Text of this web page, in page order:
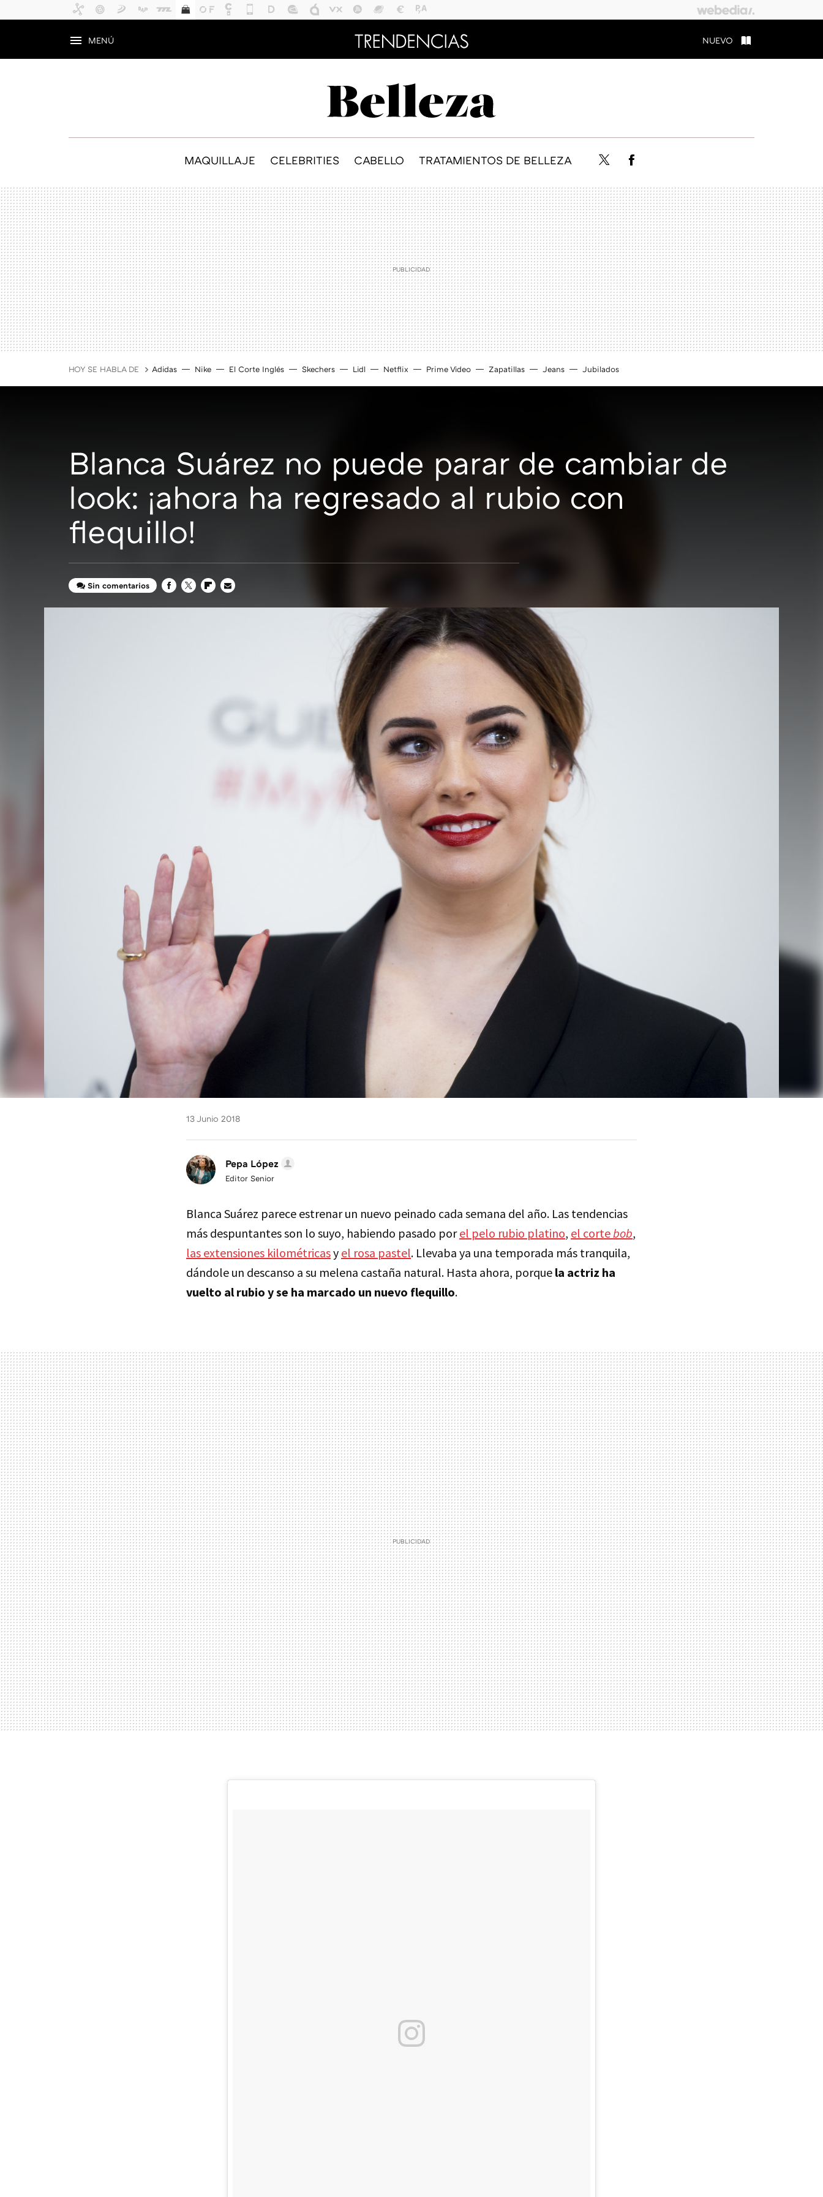
MENÚ NUEVO
MAQUILLAJE CELEBRITIES CABELLO TRATAMIENTOS DE BELLEZA Twitter
HOY SE HABLA DE Adidas Nike El Corte Inglés Skechers Lidl Netflix Prime Video Zapatillas Jeans Jubilados
Blanca Suárez no puede parar de cambiar de
look: ¡ahora ha regresado al rubio con
flequillo!
Sin comentarios
13 Junio 2018
Pepa López
Editor Senior
Blanca Suárez parece estrenar un nuevo peinado cada semana del año. Las tendencias
más despuntantes son lo suyo, habiendo pasado porel pelo rubio platino, el cortebob,
las extensiones kilométricasy el rosa pastel. Llevaba ya una temporada más tranquila,
dándole un descanso a su melena castaña natural. Hasta ahora, porque la actriz ha
vuelto al rubio y se ha marcado un nuevo flequillo.